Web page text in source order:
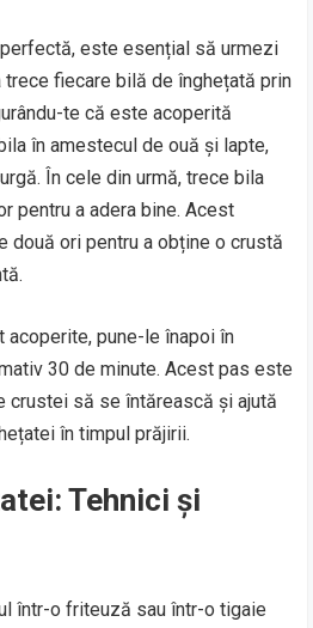
este esențial să urmezi
trece fiecare bilă de înghețată prin
te că este acoperită
în amestecul de ouă și lapte,
În cele din urmă, trece bila
pentru a adera bine. Acest
două ori pentru a obține o crustă
acoperite, pune-le înapoi în
30 de minute. Acest pas este
crustei să se întărească și ajută
în timpul prăjirii.
Tehnici și
într-o friteuză sau într-o tigaie